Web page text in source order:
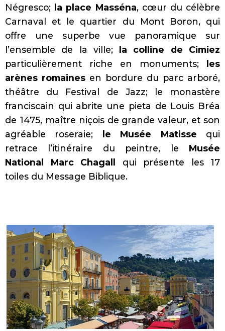
Négresco; la place Masséna, cœur du célèbre
Carnaval et le quartier du Mont Boron, qui
offre une superbe vue panoramique sur
l’ensemble de la ville; la colline de Cimiez
particulièrement riche en monuments; les
arènes romaines en bordure du parc arboré,
théâtre du Festival de Jazz; le monastère
franciscain qui abrite une pieta de Louis Bréa
de 1475, maître niçois de grande valeur, et son
agréable roseraie; le Musée Matisse qui
retrace l’itinéraire du peintre, le Musée
National Marc Chagall qui présente les 17
toiles du Message Biblique.